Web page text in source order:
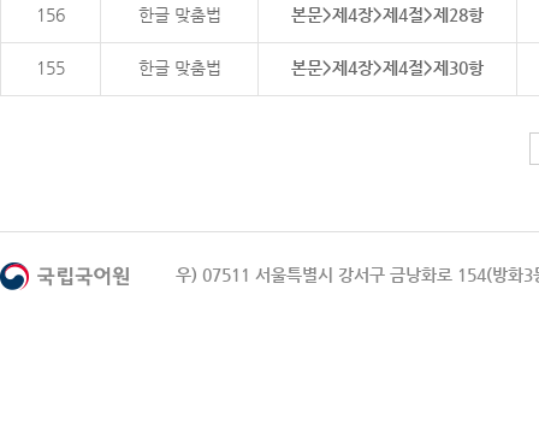
156 한글 맞춤법 본문>제4장>제4절>제28항
155 한글 맞춤법 본문>제4장>제4절>제30항
우) 07511 서울특별시 강서구 금낭화로 154(방화3